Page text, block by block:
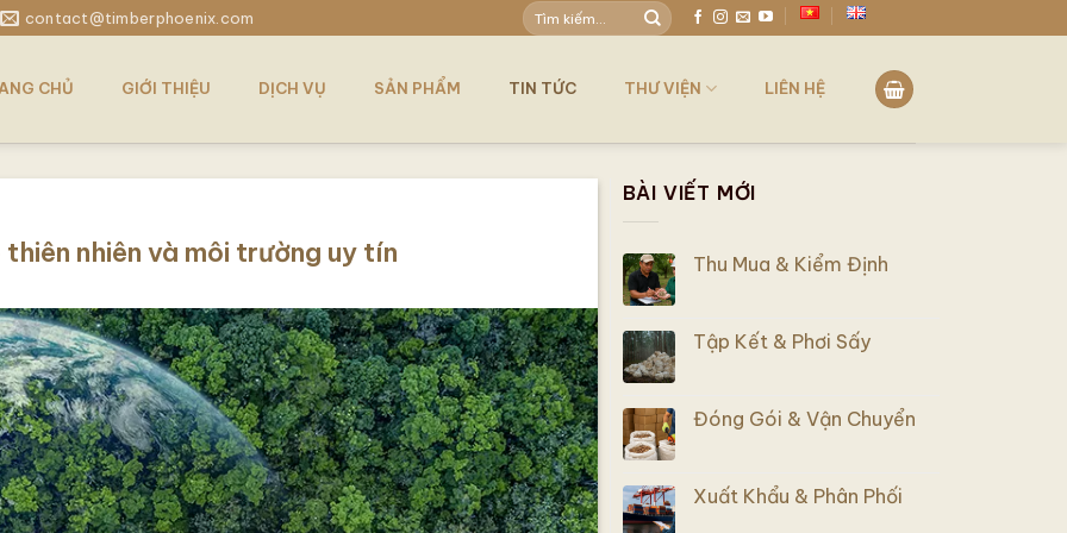
contact@timberphoenix.com
Tìm
kiếm:
CHỦ GIỚI THIỆU DỊCH VỤ SẢN PHẨM TIN TỨC THƯ VIỆN LIÊN HỆ
nhiên và môi trường uy tín
BÀI VIẾT MỚI
Thu Mua & Kiểm Định
Tập Kết & Phơi Sấy
Đóng Gói & Vận Chuyển
Xuất Khẩu & Phân Phối